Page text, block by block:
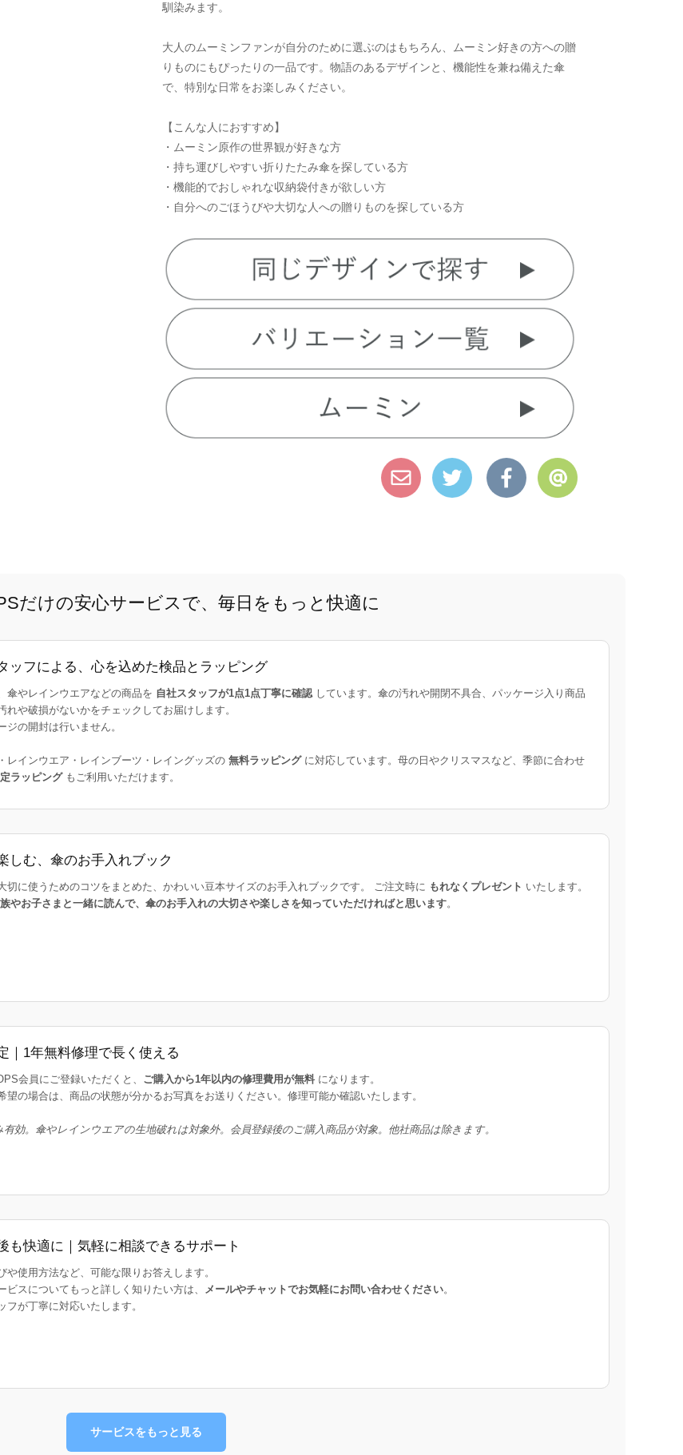
馴染みます。
大人のムーミンファンが自分のために選ぶのはもちろん、ムーミン好きの方への贈
りものにもぴったりの一品です。物語のあるデザインと、機能性を兼ね備えた傘
で、特別な日常をお楽しみください。
【こんな人におすすめ】
・ムーミン原作の世界観が好きな方
・持ち運びしやすい折りたたみ傘を探している方
・機能的でおしゃれな収納袋付きが欲しい方
・自分へのごほうびや大切な人への贈りものを探している方
だけの安心サービスで、毎日をもっと快適に
ッフによる、心を込めた検品とラッピング
傘やレインウエアなどの商品を 自社スタッフが1点1点丁寧に確認しています。傘の汚れや開閉不具合、パッケージ入り商品
れや破損がないかをチェックしてお届けします。
ジの開封は行いません。
レインウエア・レインブーツ・レイングッズの 無料ラッピングに対応しています。母の日やクリスマスなど、季節に合わせ
ラッピングもご利用いただけます。
しむ、傘のお手入れブック
切に使うためのコツをまとめた、かわいい豆本サイズのお手入れブックです。 ご注文時に もれなくプレゼント いたします。
やお子さまと一緒に読んで、傘のお手入れの大切さや楽しさを知っていただければと思います。
｜1年無料修理で長く使える
会員にご登録いただくと、 ご購入から1年以内の修理費用が無料になります。
望の場合は、商品の状態が分かるお写真をお送りください。修理可能か確認いたします。
効。傘やレインウエアの生地破れは対象外。会員登録後のご購入商品が対象。他社商品は除きます。
も快適に｜気軽に相談できるサポート
や使用方法など、可能な限りお答えします。
ビスについてもっと詳しく知りたい方は、 メールやチャットでお気軽にお問い合わせください。
フが丁寧に対応いたします。
サービスをもっと見る